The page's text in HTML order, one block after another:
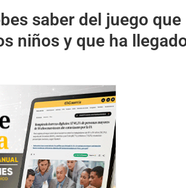
saber del juego que
niños y que ha